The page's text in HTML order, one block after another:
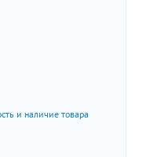
и наличие товара